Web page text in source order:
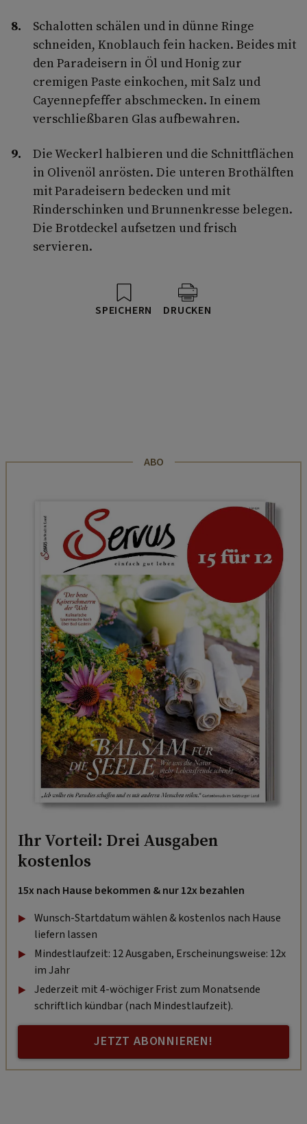
Schalotten schälen und in dünne Ringe
schneiden, Knoblauch fein hacken. Beides mit
den Paradeisern in Öl und Honig zur
cremigen Paste einkochen, mit Salz und
Cayennepfeffer abschmecken. In einem
verschließbaren Glas aufbewahren.
Die Weckerl halbieren und die Schnittflächen
in Olivenöl anrösten. Die unteren Brothälften
mit Paradeisern bedecken und mit
Rinderschinken und Brunnenkresse belegen.
Die Brotdeckel aufsetzen und frisch
servieren.
SPEICHERN DRUCKEN
ABO
Ihr Vorteil: Drei Ausgaben
kostenlos
15x nach Hause bekommen & nur 12x bezahlen
Wunsch-Startdatum wählen & kostenlos nach Hause
liefern lassen
Mindestlaufzeit: 12 Ausgaben, Erscheinungsweise: 12x
im Jahr
Jederzeit mit 4-wöchiger Frist zum Monatsende
schriftlich kündbar (nach Mindestlaufzeit).
JETZT ABONNIEREN!